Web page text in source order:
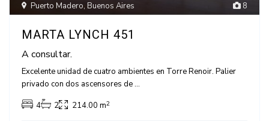
8
Puerto Madero,Buenos Aires
MARTA LYNCH 451
A consultar.
Excelente unidad de cuatro ambientes en Torre Renoir. Palier
privado con dos ascensores de...
4
2 214.00 m2